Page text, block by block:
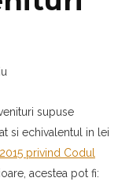
supuse
si echivalentul in lei
privind Codul
acestea pot fi: